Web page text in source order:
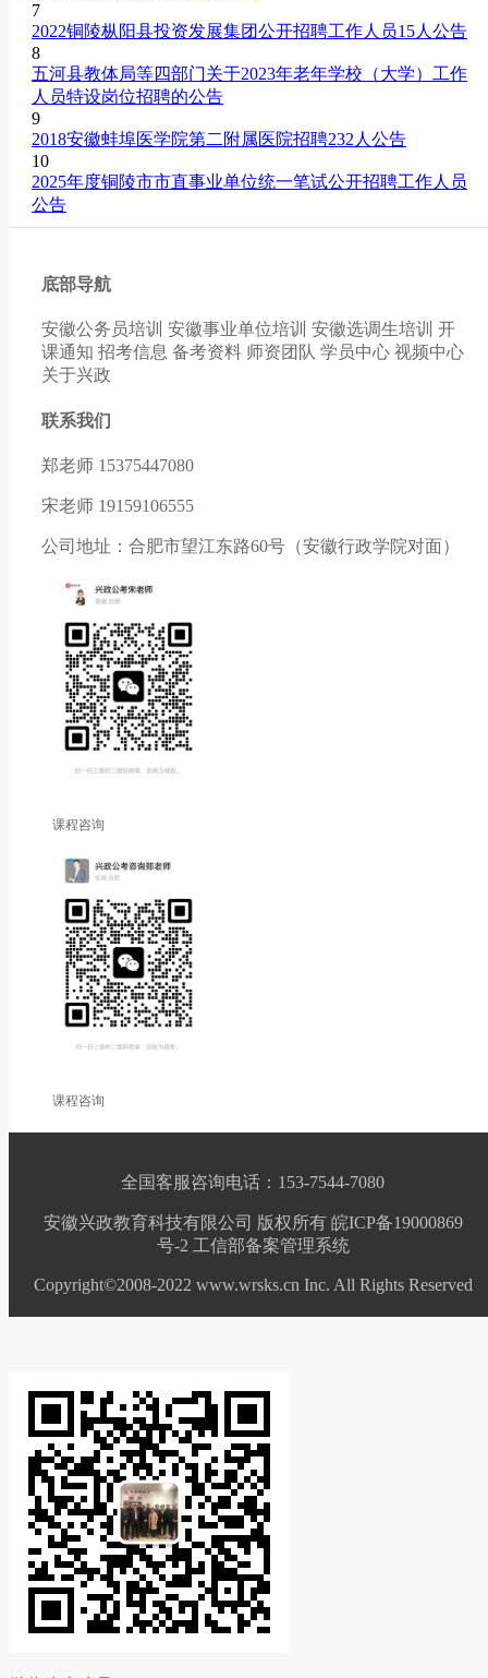
7
2022铜陵枞阳县投资发展集团公开招聘工作人员15人公告
8
五河县教体局等四部门关于2023年老年学校（大学）工作
人员特设岗位招聘的公告
9
2018安徽蚌埠医学院第二附属医院招聘232人公告
10
2025年度铜陵市市直事业单位统一笔试公开招聘工作人员
公告
底部导航
安徽公务员培训 安徽事业单位培训 安徽选调生培训 开
课通知 招考信息 备考资料 师资团队 学员中心 视频中心
关于兴政
联系我们
郑老师 15375447080
宋老师 19159106555
公司地址：合肥市望江东路60号（安徽行政学院对面）
课程咨询
课程咨询
全国客服咨询电话：153-7544-7080
安徽兴政教育科技有限公司 版权所有 皖ICP备19000869
号-2 工信部备案管理系统
Copyright©2008-2022 www.wrsks.cn Inc. All Rights Reserved